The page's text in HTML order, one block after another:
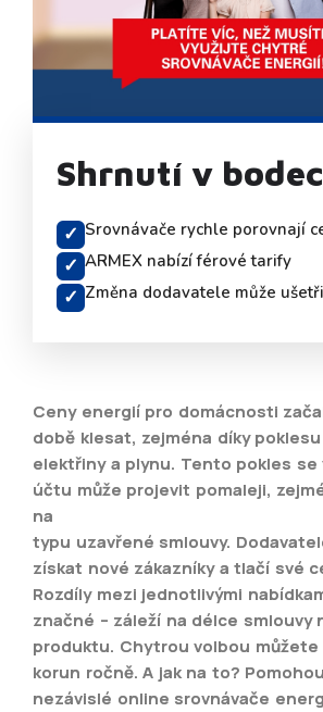
Shrnutí v
✓ Srovnávače rychle porovnají
✓ ARMEX nabízí férové tarify
✓ Změna dodavatele může
Ceny energií pro domácnosti
době klesat, zejména díky
elektřiny a plynu. Tento pokles se
účtu může projevit pomaleji,
na
typu uzavřené smlouvy.
získat nové zákazníky a tlačí své
Rozdíly mezi jednotlivými
značné – záleží na délce smlouvy
produktu. Chytrou volbou
korun ročně. A jak na to?
nezávislé online srovnávače